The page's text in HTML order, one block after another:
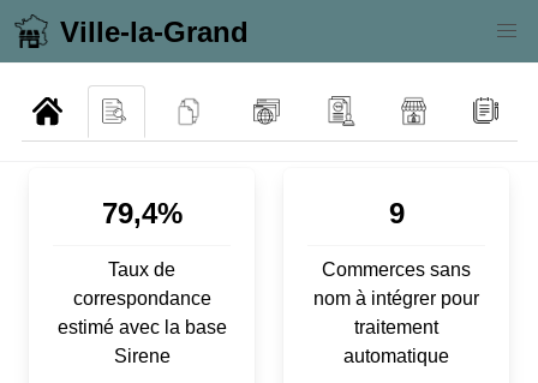
Ville-la-Grand
79,4%
Taux de
correspondance
estimé avec la base
Sirene
9
Commerces sans
nom à intégrer pour
traitement
automatique